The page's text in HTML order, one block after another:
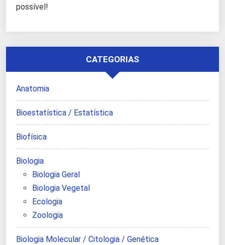
possível!
CATEGORIAS
Anatomia
Bioestatística / Estatística
Biofísica
Biologia
Biologia Geral
Biologia Vegetal
Ecologia
Zoologia
Biologia Molecular / Citologia / Genética